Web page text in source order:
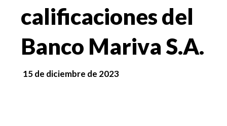
calificaciones del
Banco Mariva S.A.
15 de diciembre de 2023